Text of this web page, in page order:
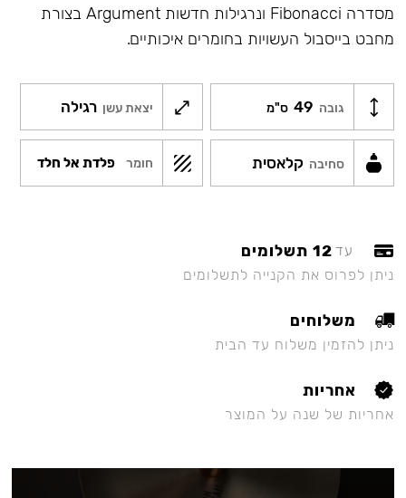
מסדרה Fibonacci ונרגילות חדשות Argument בצורת
מחבט בייסבול העשויות בחומרים איכותיים.
גובה 49 ס"מ יצאת עשן רגילה
סחיבה קלאסית חומר פלדת אל חלד
עד 12 תשלומים
ניתן לפרוס את הקנייה לתשלומים
משלוחים
ניתן להזמין משלוח עד הבית
אחריות
אחריות של שנה על המוצר